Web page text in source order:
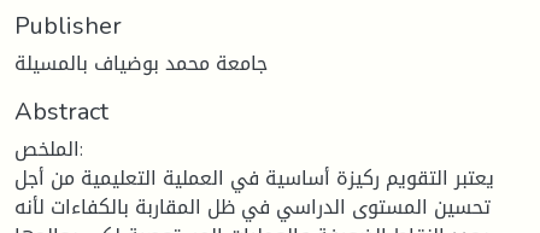
Publisher
جامعة محمد بوضياف بالمسيلة
Abstract
الملخص:
يعتبر التقويم ركيزة أساسية في العملية التعليمية من أجل
تحسين المستوى الدراسي في ظل المقاربة بالكفاءات لأنه